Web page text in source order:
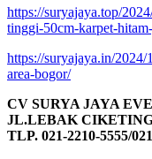
https://suryajaya.top/
tinggi-50cm-karpet-
https://suryajaya.in/
area-bogor/
CV SURYA JAYA
JL.LEBAK
TLP. 021-2210-5555/